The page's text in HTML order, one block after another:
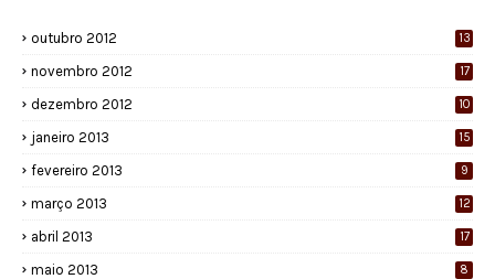
outubro 2012 13
novembro 2012 17
dezembro 2012 10
janeiro 2013 15
fevereiro 2013 9
março 2013 12
abril 2013 17
maio 2013 8